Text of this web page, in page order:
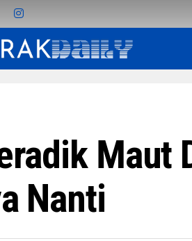
Maut
Nanti